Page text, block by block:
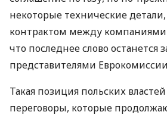
некоторые технические
контрактом между
что последнее слово останется
представителями
Такая позиция польских
переговоры, которые